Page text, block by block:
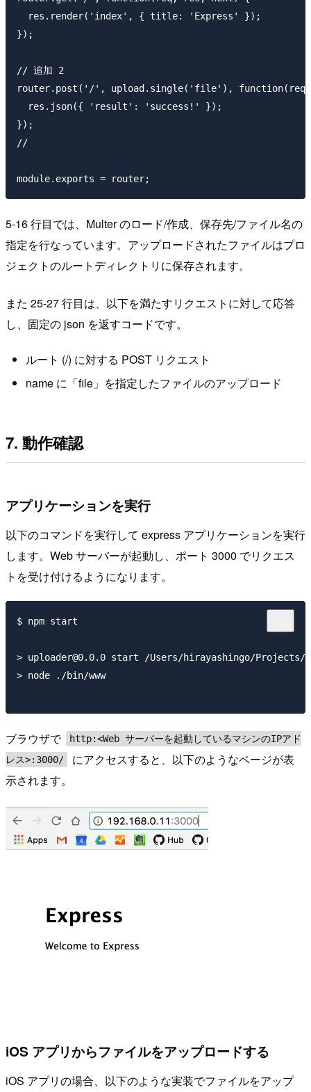
  res.render('index', { title: 'Express' });
});
// 追加 2
router.post('/', upload.single('file'),
  res.json({ 'result': 'success!' });
});
//
5-16 行目では、Multer のロード/作成、保存先/ファイル名の
指定を行なっています。アップロードされたファイルはプロ
ジェクトのルートディレクトリに保存されます。
また 25-27 行目は、以下を満たすリクエストに対して応答
し、固定の json を返すコードです。
ルート (/) に対する POST リクエスト
name に「file」を指定したファイルのアップロード
7. 動作確認
アプリケーションを実行
以下のコマンドを実行して express アプリケーションを実行
します。Web サーバーが起動し、ポート 3000 でリクエス
トを受け付けるようになります。
$ npm start
> uploader@0.0.0 start /Users/hirayashingo/Projects/
> node ./bin/www
ブラウザで
http:<Web サーバーを起動しているマシンのIPアド
レス>:3000/
にアクセスすると、以下のようなページが表
示されます。
iOS アプリからファイルをアップロードする
iOS アプリの場合、以下のような実装でファイルをアップ